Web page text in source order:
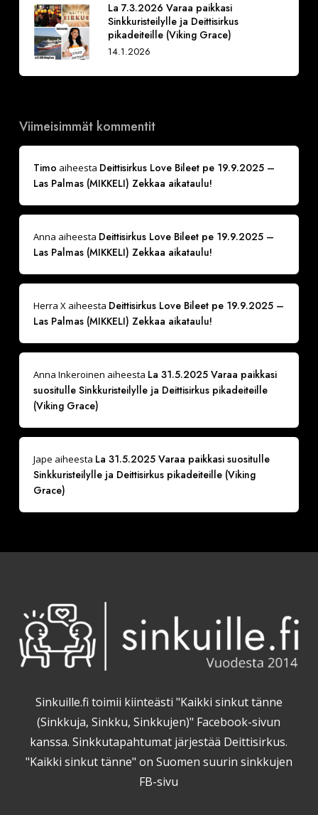
La 7.3.2026 Varaa paikkasi
Sinkkuristeilylle ja Deittisirkus
pikadeiteille (Viking Grace)
14.1.2026
Viimeisimmät kommentit
Timo aiheesta Deittisirkus Love Bileet pe 19.9.2025 –
Las Palmas (MIKKELI) Zekkaa aikataulu!
Anna aiheesta Deittisirkus Love Bileet pe 19.9.2025 –
Las Palmas (MIKKELI) Zekkaa aikataulu!
Herra Xaiheesta Deittisirkus Love Bileet pe 19.9.2025 –
Las Palmas (MIKKELI) Zekkaa aikataulu!
Anna Inkeroinen aiheesta La 31.5.2025 Varaa paikkasi
suositulle Sinkkuristeilylle ja Deittisirkus pikadeiteille
(Viking Grace)
Jape aiheesta La 31.5.2025 Varaa paikkasi suositulle
Sinkkuristeilylle ja Deittisirkus pikadeiteille (Viking
Grace)
Sinkuille.fi toimii kiinteästi "Kaikki sinkut tänne
(Sinkkuja, Sinkku, Sinkkujen)" Facebook-sivun
kanssa. Sinkkutapahtumat järjestää Deittisirkus.
"Kaikki sinkut tänne" on Suomen suurin sinkkujen
FB-sivu